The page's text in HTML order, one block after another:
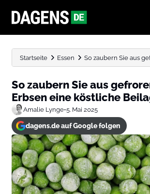
Startseite Essen So zaubern Sie aus
So zaubern Sie aus
Erbsen eine köstliche
Amalie Lynge•5. Mai 2025
dagens.de auf Google folgen